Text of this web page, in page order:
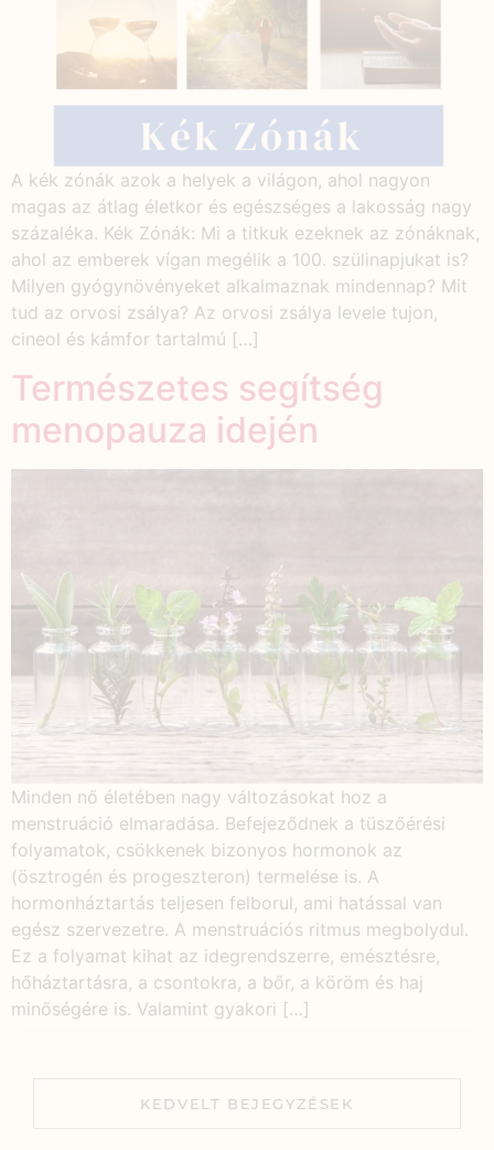
A kék zónák azok a helyek a világon, ahol nagyon
magas az átlag életkor és egészséges a lakosság nagy
százaléka. Kék Zónák: Mi a titkuk ezeknek az zónáknak,
ahol az emberek vígan megélik a 100. szülinapjukat is?
Milyen gyógynövényeket alkalmaznak mindennap? Mit
tud az orvosi zsálya? Az orvosi zsálya levele tujon,
cineol és kámfor tartalmú […]
Természetes segítség
menopauza idején
Minden nő életében nagy változásokat hoz a
menstruáció elmaradása. Befejeződnek a tüszőérési
folyamatok, csökkenek bizonyos hormonok az
(ösztrogén és progeszteron) termelése is. A
hormonháztartás teljesen felborul, ami hatással van
egész szervezetre. A menstruációs ritmus megbolydul.
Ez a folyamat kihat az idegrendszerre, emésztésre,
hőháztartásra, a csontokra, a bőr, a köröm és haj
minőségére is. Valamint gyakori […]
KEDVELT BEJEGYZÉSEK